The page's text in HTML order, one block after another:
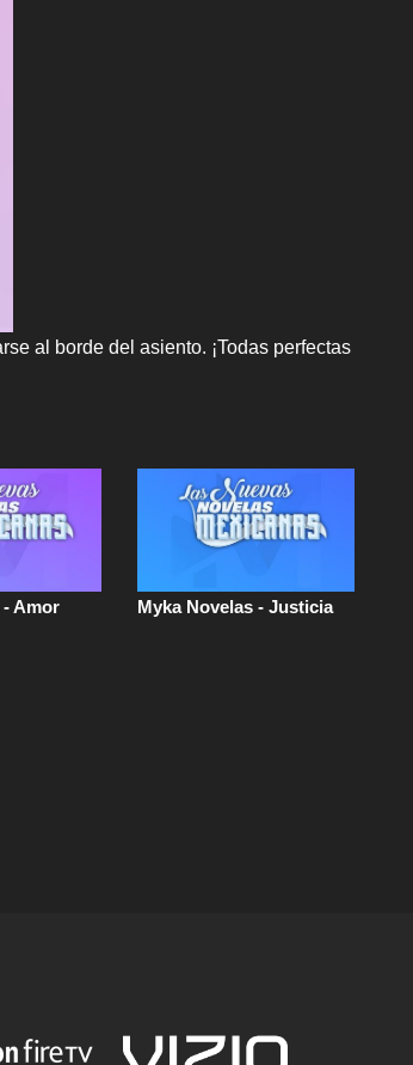
al borde del asiento. ¡Todas perfectas
- Amor Myka Novelas - Justicia